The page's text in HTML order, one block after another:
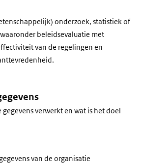
onderzoek, statistiek of
beleidsevaluatie met
van de regelingen en
verwerkt en wat is het doel
van de organisatie